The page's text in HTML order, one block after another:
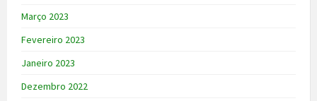
Março 2023
Fevereiro 2023
Janeiro 2023
Dezembro 2022